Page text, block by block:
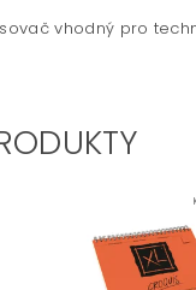
vhodný pro